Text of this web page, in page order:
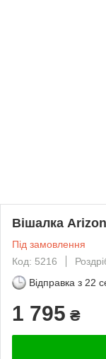
Вішалка
Під замовлення
Код: 5216
Відправка з 22
1 795 ₴